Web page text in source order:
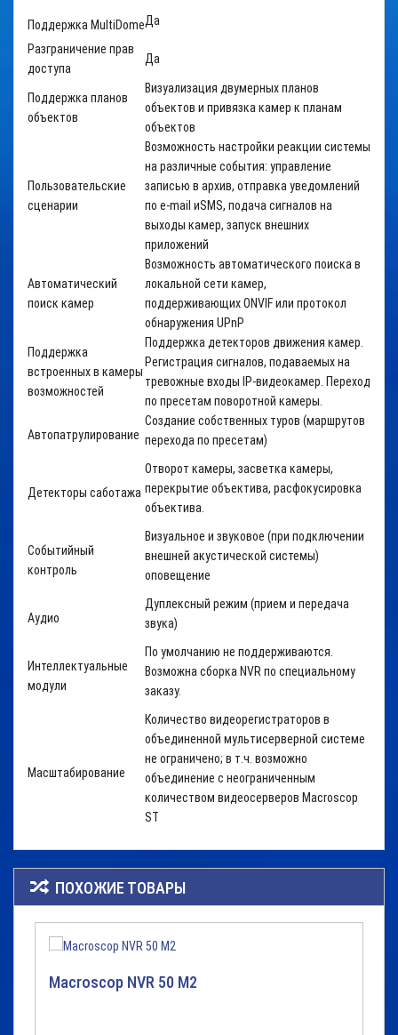
Поддержка MultiDomeДа
Разграничение прав
доступа
Да
Поддержка планов
объектов
Визуализация двумерных планов
объектов и привязка камер к планам
объектов
Пользовательские
сценарии
Возможность настройки реакции системы
на различные события: управление
записью в архив, отправка уведомлений
по e-mail иSMS, подача сигналов на
выходы камер, запуск внешних
приложений
Автоматический
поиск камер
Возможность автоматического поиска в
локальной сети камер,
поддерживающихONVIFили протокол
обнаружения UPnP
Поддержка
встроенных в камеры
возможностей
Поддержка детекторов движения камер.
Регистрация сигналов, подаваемых на
тревожные входы IP-видеокамер. Переход
по пресетам поворотной камеры.
Автопатрулирование
Создание собственных туров (маршрутов
перехода по пресетам)
Детекторы саботажа
Отворот камеры, засветка камеры,
перекрытие объектива, расфокусировка
объектива.
Событийный
контроль
Визуальное и звуковое (при подключении
внешней акустической системы)
оповещение
Аудио
Дуплексный режим (прием и передача
звука)
Интеллектуальные
модули
По умолчанию не поддерживаются.
Возможна сборка NVR по специальному
заказу.
Масштабирование
Количество видеорегистраторов в
объединенной мультисерверной системе
не ограничено; в т.ч. возможно
объединение с неограниченным
количеством видеосерверов Macroscop
ST
ПОХОЖИЕ ТОВАРЫ
Macroscop NVR 50 M2